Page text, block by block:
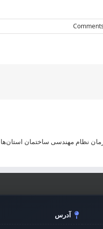
نظام مهندسی ساختمان استان‌ها
آدرس